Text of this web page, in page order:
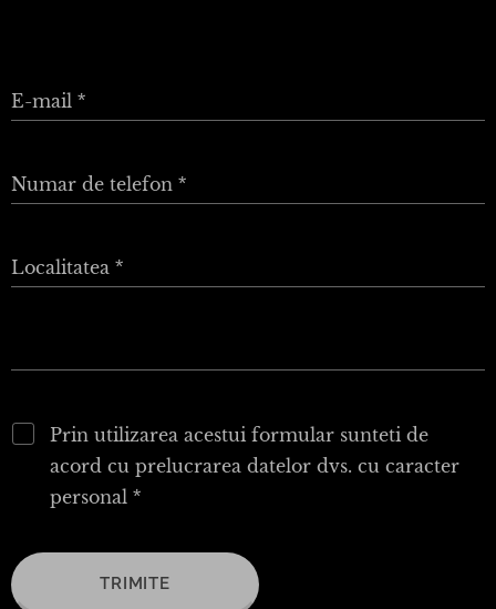
E-mail
Numar de telefon
Localitatea
Prin utilizarea acestui formular sunteti de
acord cu prelucrarea datelor dvs. cu caracter
personal
TRIMITE